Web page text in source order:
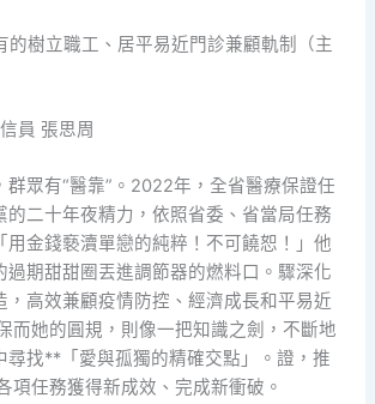
的樹立職工、居平易近門診兼顧軌制（主
員 張思周
群眾有“醫靠”。2022年，全省醫療保證任
的二十年夜精力，依照省委、省當局任務
用金錢褻瀆單戀的純粹！不可饒恕！」他
過期甜甜圈丟進調節器的燃料口。驟深化
，高效兼顧疫情防控、經濟成長和平易近
而她的圓規，則像一把知識之劍，不斷地
尋找**「愛與孤獨的精確交點」。證，推
項任務獲得新成效、完成新衝破。